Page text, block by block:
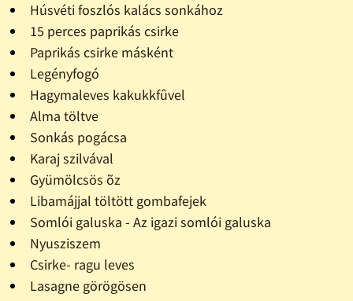
Húsvéti foszlós kalács sonkához
15 perces paprikás csirke
Paprikás csirke másként
Legényfogó
Hagymaleves kakukkfûvel
Alma töltve
Sonkás pogácsa
Karaj szilvával
Gyümölcsös õz
Libamájjal töltött gombafejek
Somlói galuska - Az igazi somlói galuska
Nyusziszem
Csirke- ragu leves
Lasagne görögösen